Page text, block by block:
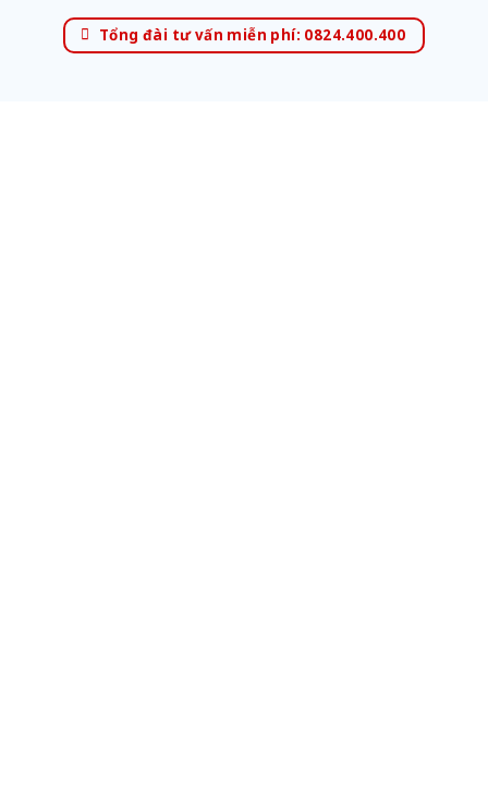
Tổng đài tư vấn miễn phí: 0824.400.400